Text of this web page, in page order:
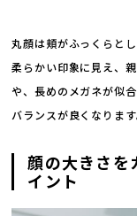
丸顔は頬がふっくらと
柔らかい印象に見え、
や、長めのメガネが似
バランスが良くなります
顔の大きさを
イント